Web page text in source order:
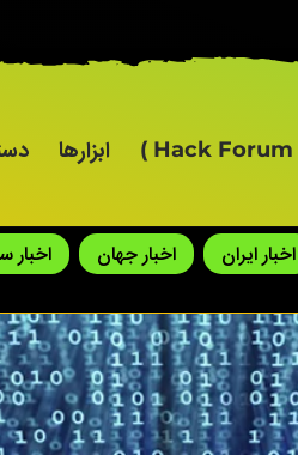
ابزارها
اخبار ایران اخبار جهان اخبار